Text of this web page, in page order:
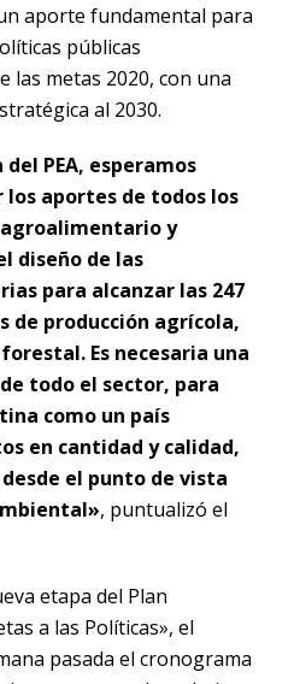
aporte fundamental para
públicas
las metas 2020, con una
al 2030.
PEA, esperamos
aportes de todos los
y
diseño de las
para alcanzar las 247
de producción agrícola,
Es necesaria una
todo el sector, para
como un país
en cantidad y calidad,
el punto de vista
, puntualizó el
etapa del Plan
a las Políticas», el
pasada el cronograma